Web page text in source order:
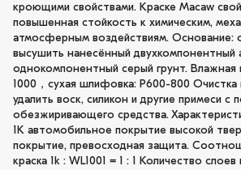
кроющими свойствами. Краске Macaw
повышенная стойкость к химическим,
атмосферным воздействиям. Основание:
высушить нанесённый двухкомпонентный
однокомпонентный серый грунт.
1000，сухая шлифовка: P600-800 Очистка
удалить воск, силикон и другие примеси
обезжиривающего средства.
1K автомобильное покрытие высокой
покрытие, превосходная защита.
краска 1k : WL1001 = 1 : 1 Количество